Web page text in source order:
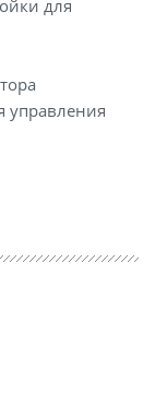
для
управления